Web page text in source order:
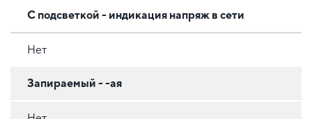
С подсветкой - индикация напряж в сети
Нет
Запираемый - -ая